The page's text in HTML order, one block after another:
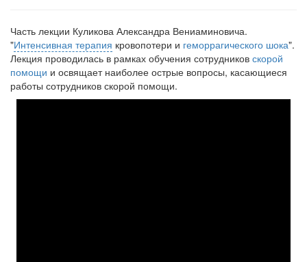
Часть лекции Куликова Александра Вениаминовича.
"Интенсивная терапия кровопотери и геморрагического шока".
Лекция проводилась в рамках обучения сотрудников скорой
помощи и освящает наиболее острые вопросы, касающиеся
работы сотрудников скорой помощи.